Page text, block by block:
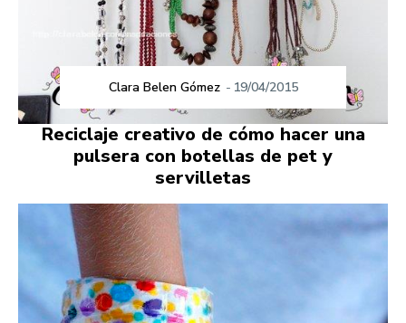
Clara Belen Gómez - 19/04/2015
Reciclaje creativo de cómo hacer una
pulsera con botellas de pet y
servilletas